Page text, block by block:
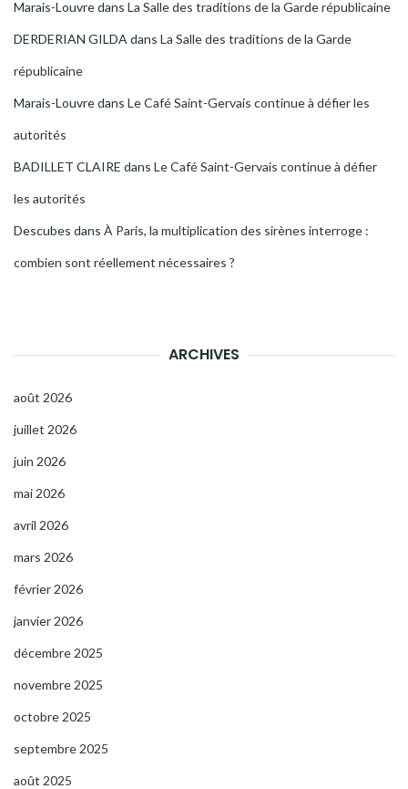
Marais-Louvredans La Salle des traditions de la Garde républicaine
DERDERIAN GILDA dans La Salle des traditions de la Garde
républicaine
Marais-Louvredans Le Café Saint-Gervais continue à défier les
autorités
BADILLET CLAIRE dans Le Café Saint-Gervais continue à défier
les autorités
Descubes dans À Paris, la multiplication des sirènes interroge :
combien sont réellement nécessaires ?
ARCHIVES
août 2026
juillet 2026
juin 2026
mai 2026
avril 2026
mars 2026
février 2026
janvier 2026
décembre 2025
novembre 2025
octobre 2025
septembre 2025
août 2025